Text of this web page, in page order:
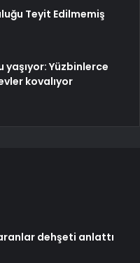
Teyit Edilmemiş
yaşıyor: Yüzbinlerce
kovalıyor
dehşeti anlattı